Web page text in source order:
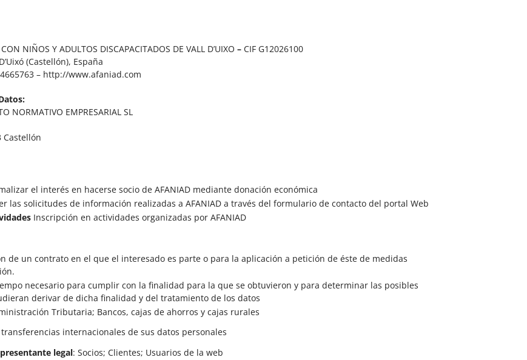
NIÑOS Y ADULTOS DISCAPACITADOS DE VALL D’UIXO – CIF G12026100
(Castellón), España
– http://www.afaniad.com
NORMATIVO EMPRESARIAL SL
Castellón
el interés en hacerse socio de AFANIAD mediante donación económica
las solicitudes de información realizadas a AFANIAD a través del formulario de contacto del portal Web
Inscripción en actividades organizadas por AFANIAD
de un contrato en el que el interesado es parte o para la aplicación a petición de éste de medidas
necesario para cumplir con la finalidad para la que se obtuvieron y para determinar las posibles
derivar de dicha finalidad y del tratamiento de los datos
Tributaria; Bancos, cajas de ahorros y cajas rurales
internacionales de sus datos personales
legal: Socios; Clientes; Usuarios de la web